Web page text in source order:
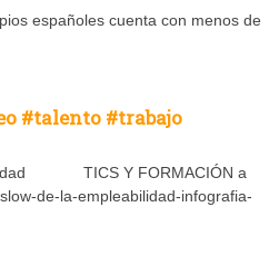
españoles cuenta con menos de
#talento #trabajo
TICS Y FORMACIÓN a
de-la-empleabilidad-infografia-